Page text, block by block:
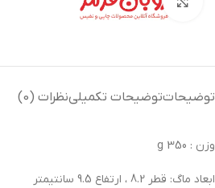
توضیحاتتوضیحات تکمیلینظرات (0)
وزن : 350 g
ابعاد ماگ: قطر 8.2 ، ارتفاع 9.5 سانتیمتر